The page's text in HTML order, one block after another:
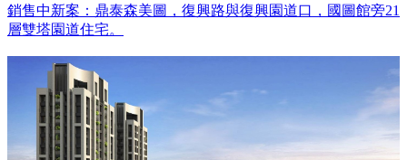
銷售中新案：鼎泰森美圖，復興路與復興園道口，國圖館旁21
層雙塔園道住宅。